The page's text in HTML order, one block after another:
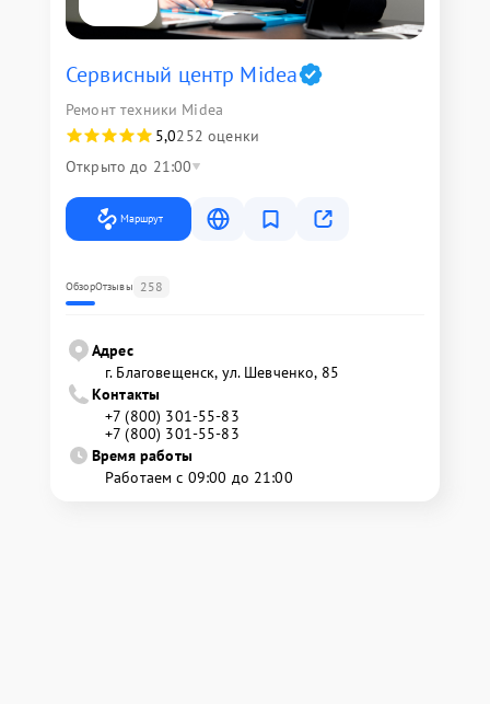
Сервисный центр Midea
Ремонт техники Midea
5,0252 оценки
Открыто до 21:00
Маршрут
ОбзорОтзывы 258
Адрес
г. Благовещенск, ул. Шевченко, 85
Контакты
+7 (800) 301-55-83
+7 (800) 301-55-83
Время работы
Работаем с 09:00 до 21:00